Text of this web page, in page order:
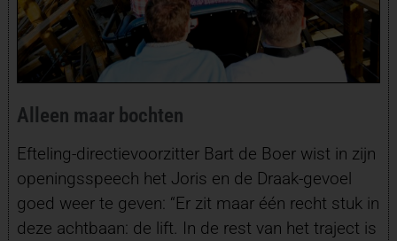
Alleen maar bochten
Efteling-directievoorzitter Bart de Boer wist in zijn
openingsspeech het Joris en de Draak-gevoel
goed weer te geven: “Er zit maar één recht stuk in
deze achtbaan: de lift. In de rest van het traject is